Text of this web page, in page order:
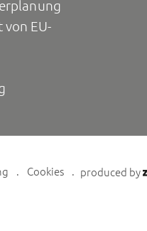
von EU-
Cookies produced by